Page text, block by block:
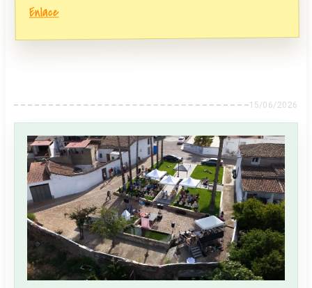
Enlace
15/06/2026